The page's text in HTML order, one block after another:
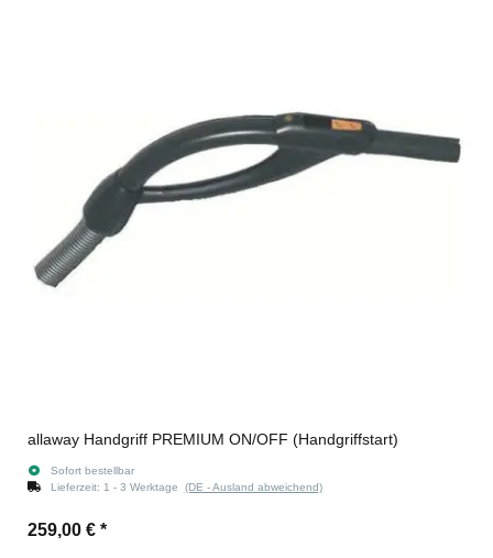
allaway Handgriff PREMIUM ON/OFF (Handgriffstart)
Sofort bestellbar
Lieferzeit: 1 - 3 Werktage (DE - Ausland abweichend)
259,00 € *